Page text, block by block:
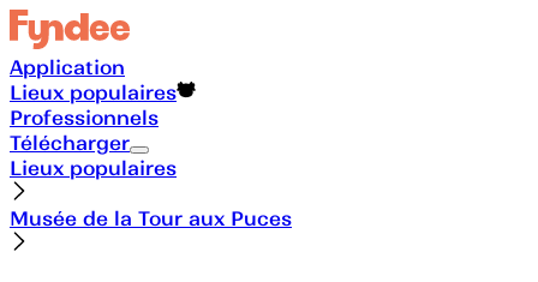
Application
Lieux populaires
Professionnels
Télécharger
Lieux populaires
Musée de la Tour aux Puces